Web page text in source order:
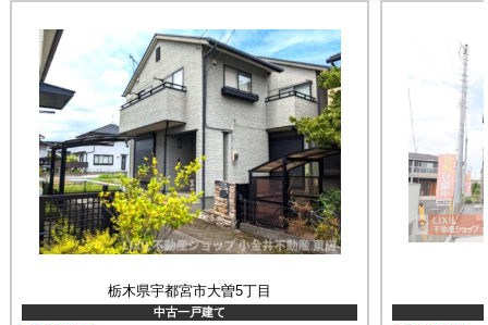
栃木県宇都宮市大曽5丁目
中古一戸建て